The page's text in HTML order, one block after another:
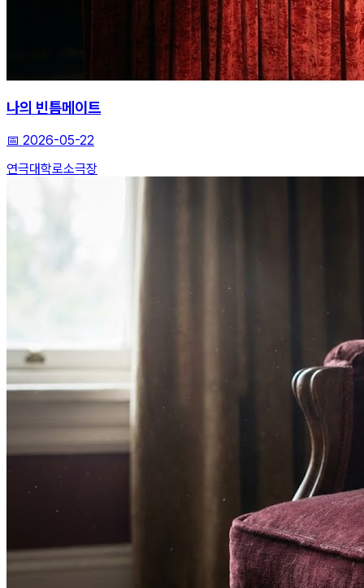
나의 빈틈메이트
📅 2026-05-22
연극대학로소극장